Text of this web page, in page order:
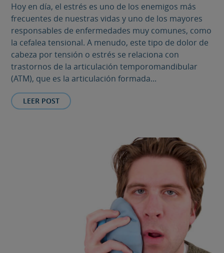
Hoy en día, el estrés es uno de los enemigos más
frecuentes de nuestras vidas y uno de los mayores
responsables de enfermedades muy comunes, como
la cefalea tensional. A menudo, este tipo de dolor de
cabeza por tensión o estrés se relaciona con
trastornos de la articulación temporomandibular
(ATM), que es la articulación formada...
LEER POST